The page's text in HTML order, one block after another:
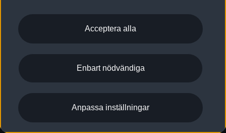
2G/3G nätet stängs ned - Hur påverkas min bil av detta?
Nyhetsbrev
Vårt hållbarhetsarbete
Lediga tjänster huvudkontor
Lediga tjänster hos Audi Återförsäljare
Kommentar till mediauppgifter om dataläcka
Anpassa inställningar för cookies
Visselblåsarkanaler
Acceptera alla
Enbart nödvändiga
Anpassa inställningar